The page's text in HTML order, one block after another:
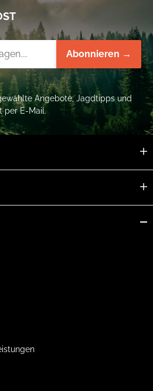
Abonnieren →
Angebote, Jagdtipps und
per E-Mail.